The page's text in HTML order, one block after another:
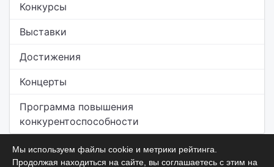
Конкурсы
Выставки
Достижения
Концерты
Программа повышения
конкурентоспособности
Мы используем файлы cookie и метрики рейтинга.
Продолжая находиться на сайте, вы соглашаетесь с этим на